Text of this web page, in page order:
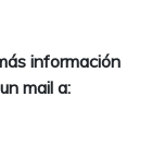
información
mail a: